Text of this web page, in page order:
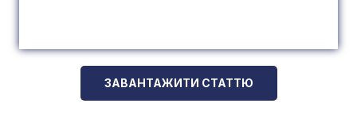
ЗАВАНТАЖИТИ СТАТТЮ